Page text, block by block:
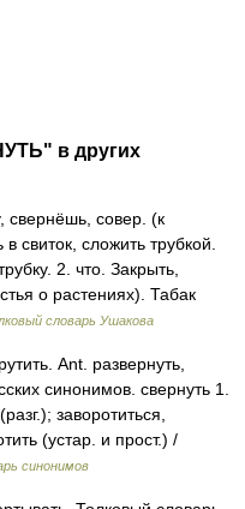
в других
совер. (к
свиток, сложить трубкой.
2. что. Закрыть,
о растениях). Табак
словарь Ушакова
Ant. развернуть,
синонимов. свернуть 1.
заворотиться,
(устар. и прост.) /
синонимов